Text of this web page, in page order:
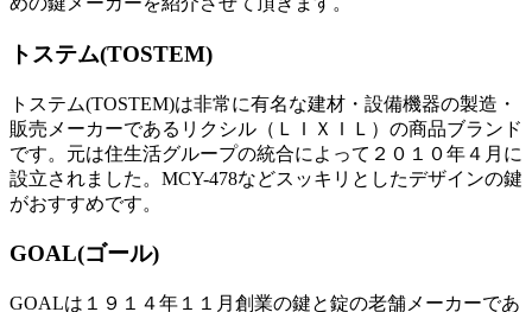
トステム(TOSTEM)
トステム(TOSTEM)は非常に有名な建材・設備機器の製造・
販売メーカーであるリクシル（ＬＩＸＩＬ）の商品ブランド
です。元は住生活グループの統合によって２０１０年４月に
設立されました。MCY-478などスッキリとしたデザインの鍵
がおすすめです。
GOAL(ゴール)
GOALは１９１４年１１月創業の鍵と錠の老舗メーカーであ